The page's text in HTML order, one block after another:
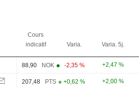
Cours
indicatif
Varia. Varia. 5j.
88,90 NOK -2,35 % +2,47 %
207,48 PTS +0,62 % +2,00 %